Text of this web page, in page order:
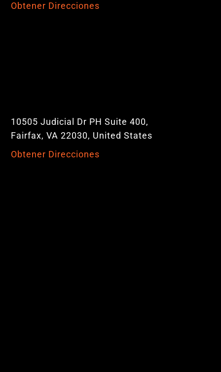
Obtener Direcciones
10505 Judicial Dr PH Suite 400,
Fairfax, VA 22030, United States
Obtener Direcciones